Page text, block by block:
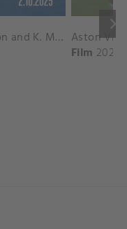
keyboard_arrow_right
A. Krunic and A. Danilina vs. P. Hon and K. Muchova Match Highlights - BEIJING_Capital Group Diamond ( October 02, 2025)
Film 2026